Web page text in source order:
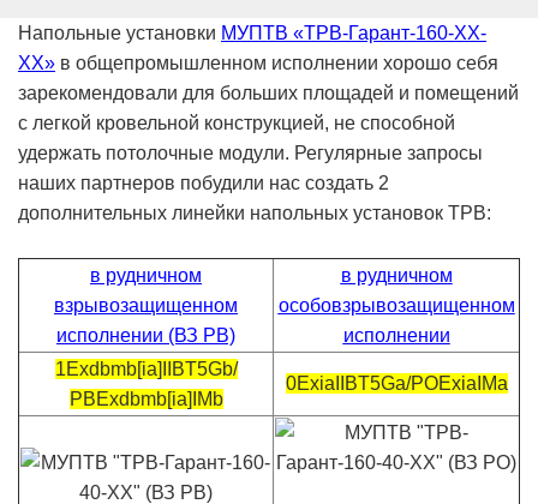
Напольные установки МУПТВ «ТРВ-Гарант-160-ХХ-
ХХ» в общепромышленном исполнении хорошо себя
зарекомендовали для больших площадей и помещений
с легкой кровельной конструкцией, не способной
удержать потолочные модули. Регулярные запросы
наших партнеров побудили нас создать 2
дополнительных линейки напольных установок ТРВ:
в рудничном
взрывозащищенном
исполнении (ВЗ РВ)
в рудничном
особовзрывозащищенном
исполнении
1Exdbmb[ia]IIBT5Gb/
РВExdbmb[ia]IMb
0ExiaIIBT5Ga/РОExiaIMa